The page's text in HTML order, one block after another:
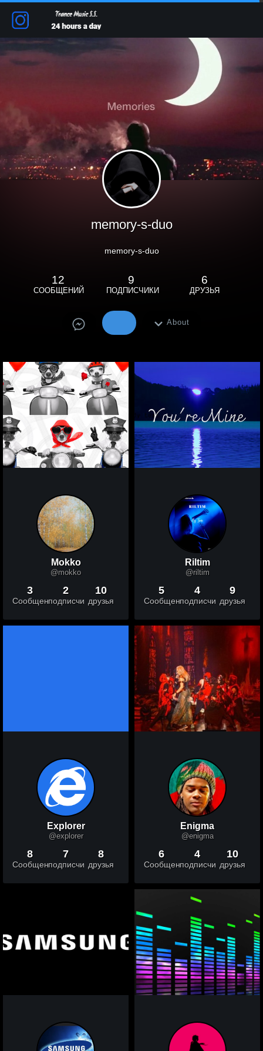
memory-s-duo
memory-s-duo
12
СООБЩЕНИЙ
9
ПОДПИСЧИКИ
6
ДРУЗЬЯ
About
Mokko
@mokko
3
Сообщений
2
подписчики
10
друзья
Riltim
@riltim
5
Сообщений
4
подписчики
9
друзья
Explorer
@explorer
8
Сообщений
7
подписчики
8
друзья
Enigma
@enigma
6
Сообщений
4
подписчики
10
друзья